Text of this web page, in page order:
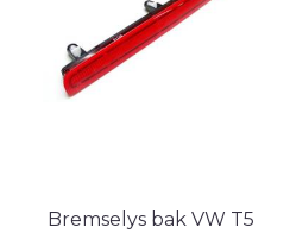
Bremselys bak VW T5